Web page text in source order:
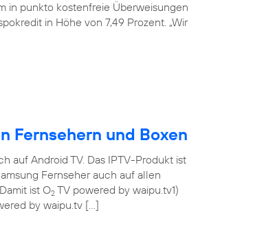
in punkto kostenfreie Überweisungen
in Höhe von 7,49 Prozent. „Wir
Fernsehern und Boxen
auf Android TV. Das IPTV-Produkt ist
Fernseher auch auf allen
ist O2 TV powered by waipu.tv1)
by waipu.tv […]